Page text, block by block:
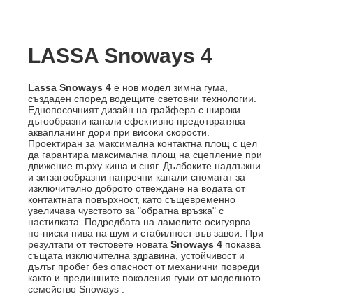
LASSA Snoways 4
Lassa Snoways 4 е нов модел зимна гума,
създаден според водещите световни технологии.
Еднопосочният дизайн на грайфера с широки
дъгообразни канали ефективно предотвратява
аквапланинг дори при високи скорости.
Проектиран за максимална контактна площ с цел
да гарантира максимална площ на сцепление при
движение върху киша и сняг. Дълбоките надлъжни
и зигзагообразни напречни канали спомагат за
изключително доброто отвеждане на водата от
контактната повърхност, като същевременно
увеличава чувството за "обратна връзка" с
настилката. Подредбата на ламелите осигуярва
по-ниски нива на шум и стабилност във завои. При
резултати от тестовете новата Snoways 4 показва
същата изключителна здравина, устойчивост и
дълъг пробег без опасност от механични повреди
както и предишните поколения гуми от моделното
семейство Snoways .